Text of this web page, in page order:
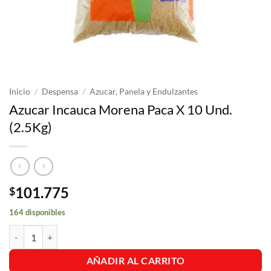
Inicio / Despensa / Azucar, Panela y Endulzantes
Azucar Incauca Morena Paca X 10 Und.
(2.5Kg)
$101.775
164 disponibles
AÑADIR AL CARRITO